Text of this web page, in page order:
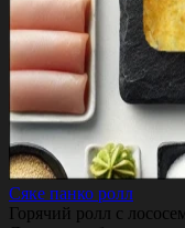
Сяке панко ролл
Горячий ролл с